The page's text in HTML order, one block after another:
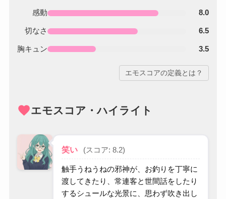
感動 8.0
切なさ 6.5
胸キュン 3.5
エモスコアの定義とは？
favoriteエモスコア・ハイライト
笑い (スコア: 8.2)
触手うねうねの邪神が、お釣りを丁寧に
渡してきたり、常連客と世間話をしたり
するシュールな光景に、思わず吹き出し